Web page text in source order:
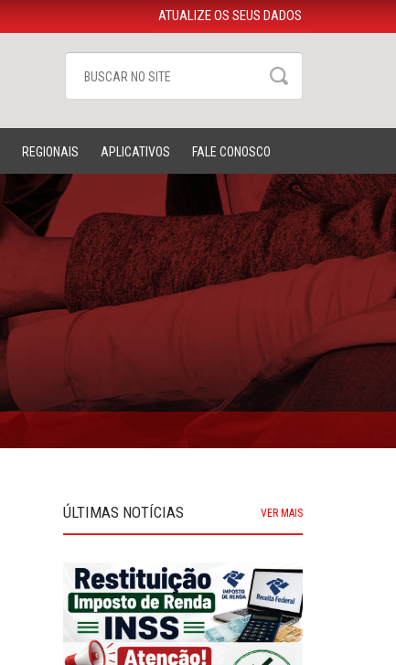
ATUALIZE OS SEUS DADOS
REGIONAIS APLICATIVOS FALE CONOSCO
ÚLTIMAS NOTÍCIAS VER MAIS